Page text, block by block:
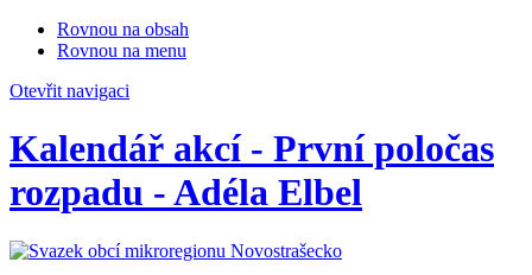
Rovnou na obsah
Rovnou na menu
Otevřit navigaci
Kalendář akcí - První poločas
rozpadu - Adéla Elbel